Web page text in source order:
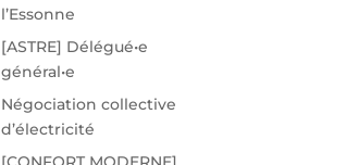
l’Essonne
[ASTRE] Délégué•e
général•e
Négociation collective
d’électricité